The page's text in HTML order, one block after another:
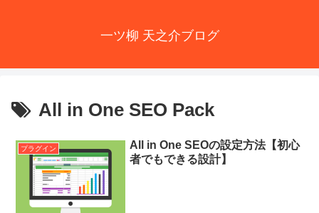
一ツ柳 天之介ブログ
All in One SEO Pack
プラグイン
All in One SEOの設定方法【初心
者でもできる設計】